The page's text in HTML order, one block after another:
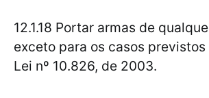
12.1.18 Portar armas de
exceto para os casos previstos
Lei nº 10.826, de 2003.